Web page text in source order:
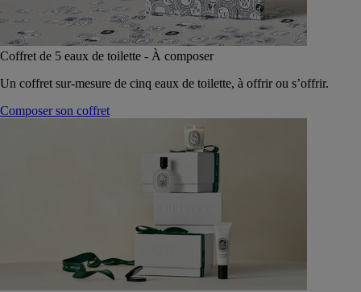
Coffret de 5 eaux de toilette - À composer
Un coffret sur-mesure de cinq eaux de toilette, à offrir ou s’offrir.
Composer son coffret